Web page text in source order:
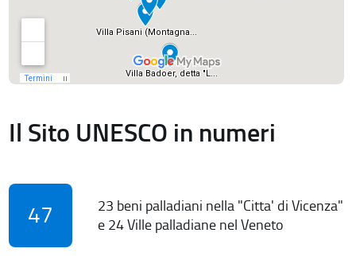
Il Sito UNESCO in numeri
47
23 beni palladiani nella "Citta' di Vicenza"
e 24 Ville palladiane nel Veneto